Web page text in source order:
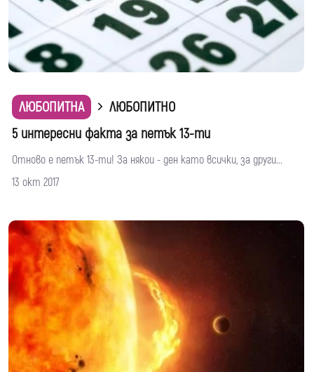
ЛЮБОПИТНА
ЛЮБОПИТНО
5 интересни факта за петък 13-ти
Отново е петък 13-ти! За някои - ден като всички, за други...
13 окт 2017